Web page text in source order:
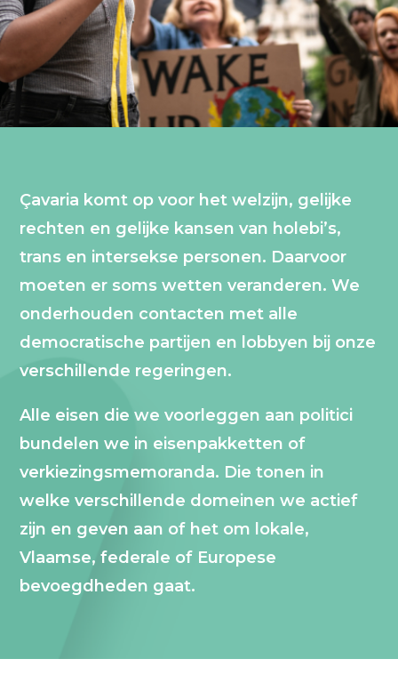
Çavaria komt op voor het welzijn, gelijke
rechten en gelijke kansen van holebi’s,
trans en intersekse personen. Daarvoor
moeten er soms wetten veranderen. We
onderhouden contacten met alle
democratische partijen en lobbyen bij onze
verschillende regeringen.
Alle eisen die we voorleggen aan politici
bundelen we in eisenpakketten of
verkiezingsmemoranda. Die tonen in
welke verschillende domeinen we actief
zijn en geven aan of het om lokale,
Vlaamse, federale of Europese
bevoegdheden gaat.